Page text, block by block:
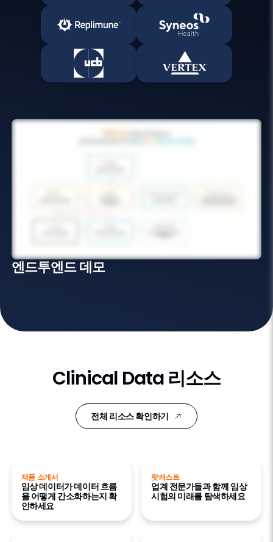
엔드투엔드 데모
Clinical Data 리소스
전체 리소스 확인하기
제품 소개서
임상 데이터가 데이터 흐름
을 어떻게 간소화하는지 확
인하세요
팟캐스트
업계 전문가들과 함께 임상
시험의 미래를 탐색하세요